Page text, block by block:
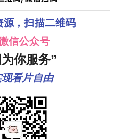
源，扫描二维码
信公众号
你服务”
看片自由